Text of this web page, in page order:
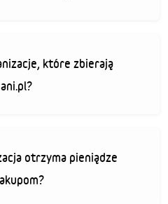
które zbierają
otrzyma pieniądze